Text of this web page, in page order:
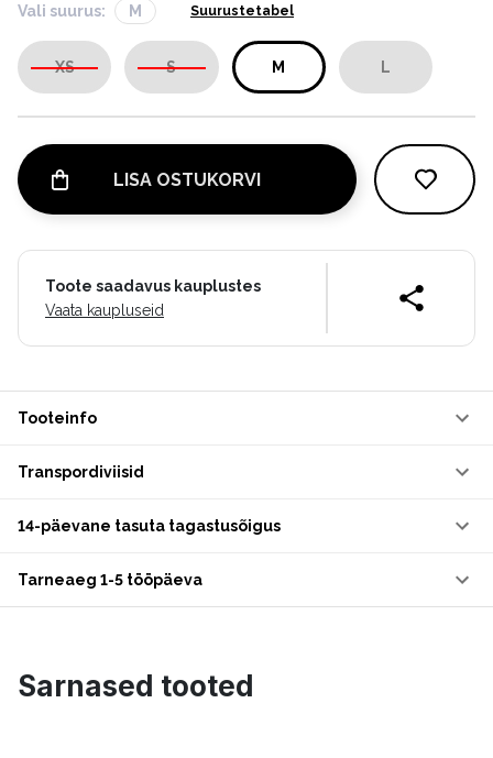
Vali suurus: M Suurustetabel
XS S M L
LISA OSTUKORVI
Toote saadavus kauplustes
Vaata kaupluseid
Tooteinfo
Transpordiviisid
14-päevane tasuta tagastusõigus
Tarneaeg 1-5 tööpäeva
Sarnased tooted